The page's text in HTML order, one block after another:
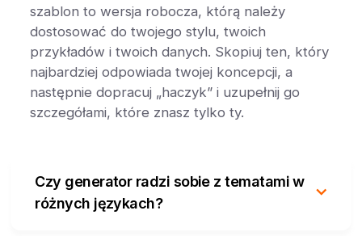
szablon to wersja robocza, którą należy
dostosować do twojego stylu, twoich
przykładów i twoich danych. Skopiuj ten, który
najbardziej odpowiada twojej koncepcji, a
następnie dopracuj „haczyk” i uzupełnij go
szczegółami, które znasz tylko ty.
Czy generator radzi sobie z tematami w
różnych językach?